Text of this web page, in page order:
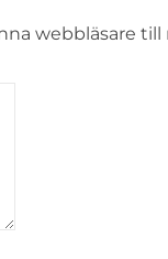
webbläsare till